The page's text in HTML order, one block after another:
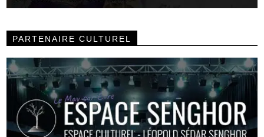
PARTENAIRE CULTUREL